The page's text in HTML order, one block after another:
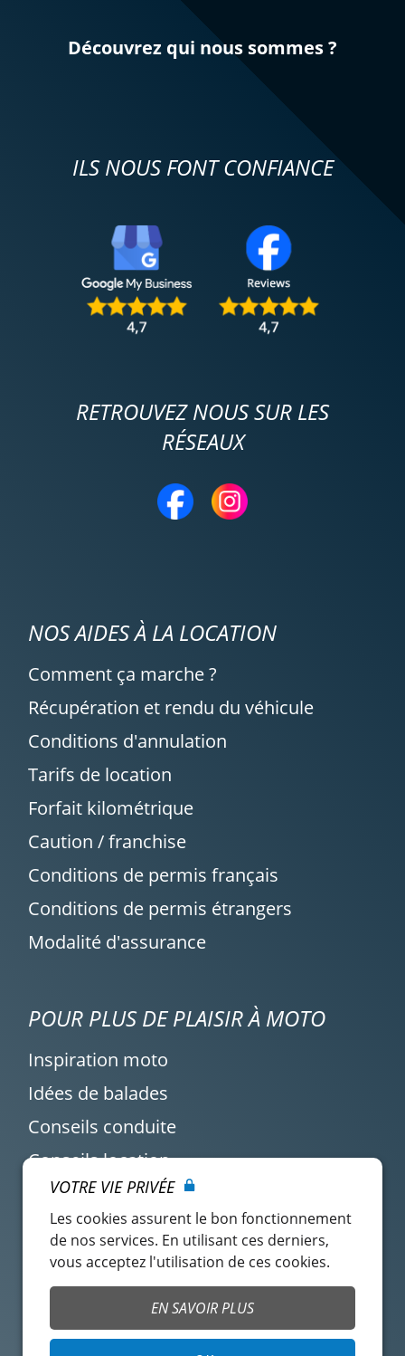
Découvrez qui nous sommes ?
ILS NOUS FONT CONFIANCE
RETROUVEZ NOUS SUR LES
RÉSEAUX
NOS AIDES À LA LOCATION
Comment ça marche ?
Récupération et rendu du véhicule
Conditions d'annulation
Tarifs de location
Forfait kilométrique
Caution / franchise
Conditions de permis français
Conditions de permis étrangers
Modalité d'assurance
POUR PLUS DE PLAISIR À MOTO
Inspiration moto
Idées de balades
Conseils conduite
Conseils location
Actualité Easy Renter
Compte locataire CGU Easy Renter
VOTRE VIE PRIVÉE
Les cookies assurent le bon fonctionnement
de nos services. En utilisant ces derniers,
vous acceptez l'utilisation de ces cookies.
EN SAVOIR PLUS